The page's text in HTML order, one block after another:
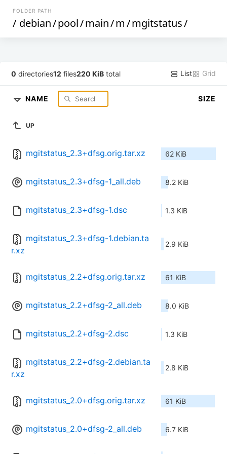
FOLDER PATH
/ debian/pool/main/m/mgitstatus/
0 directories12 files220 KiB total List Grid
NAME SIZE
UP
mgitstatus_2.3+dfsg.orig.tar.xz 62 KiB
mgitstatus_2.3+dfsg-1_all.deb 8.2 KiB
mgitstatus_2.3+dfsg-1.dsc 1.3 KiB
mgitstatus_2.3+dfsg-1.debian.ta
r.xz
2.9 KiB
mgitstatus_2.2+dfsg.orig.tar.xz 61 KiB
mgitstatus_2.2+dfsg-2_all.deb 8.0 KiB
mgitstatus_2.2+dfsg-2.dsc 1.3 KiB
mgitstatus_2.2+dfsg-2.debian.ta
r.xz
2.8 KiB
mgitstatus_2.0+dfsg.orig.tar.xz 61 KiB
mgitstatus_2.0+dfsg-2_all.deb 6.7 KiB